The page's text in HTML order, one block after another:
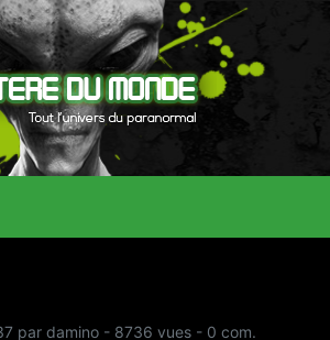
par damino - 8736 vues - 0 com.